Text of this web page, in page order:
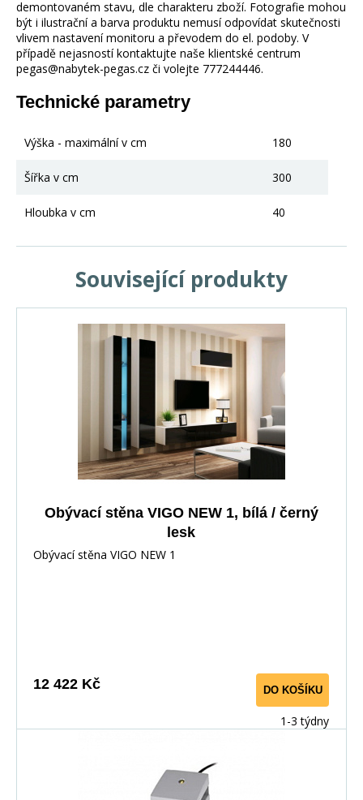
demontovaném stavu, dle charakteru zboží. Fotografie mohou
být i ilustrační a barva produktu nemusí odpovídat skutečnosti
vlivem nastavení monitoru a převodem do el. podoby. V
případě nejasností kontaktujte naše klientské centrum
pegas@nabytek-pegas.cz či volejte 777244446.
Technické parametry
Výška - maximální v cm 180
Šířka v cm 300
Hloubka v cm 40
Související produkty
Obývací stěna VIGO NEW 1, bílá / černý
lesk
Obývací stěna VIGO NEW 1
12 422 Kč DO KOŠÍKU
1-3 týdny